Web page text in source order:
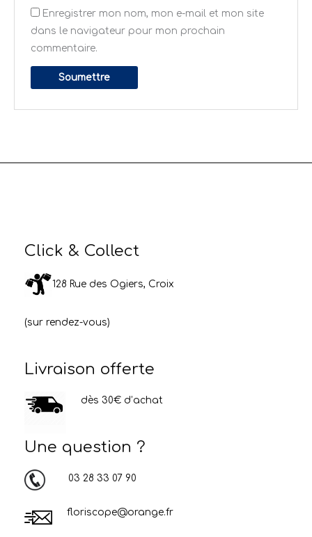
Enregistrer mon nom, mon e-mail et mon site
dans le navigateur pour mon prochain
commentaire.
Click & Collect
128 Rue des Ogiers, Croix
(sur rendez-vous)
Livraison offerte
dès 30€ d’achat
Une question ?
03 28 33 07 90
floriscope@orange.fr